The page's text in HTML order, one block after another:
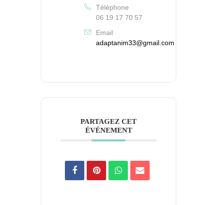
Téléphone
06 19 17 70 57
Email
adaptanim33@gmail.com
PARTAGEZ CET
ÉVÉNEMENT